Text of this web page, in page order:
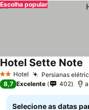
Escolha popular
2 Estrelas
Hotel Persianas
Hotel Sette Note
8,7 Excelente 402
Selecione as datas